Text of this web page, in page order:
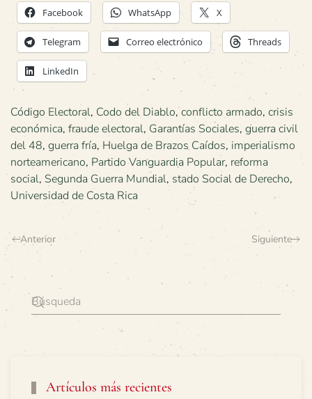
Facebook WhatsApp X
Telegram Correo electrónico Threads
LinkedIn
Código Electoral, Codo del Diablo,conflicto armado, crisis
económica, fraude electoral, Garantías Sociales, guerra civil
del 48, guerra fría, Huelga de Brazos Caídos, imperialismo
norteamericano, Partido Vanguardia Popular, reforma
social, Segunda Guerra Mundial, stado Social de Derecho,
Universidad de Costa Rica
Anterior Siguiente
Artículos más recientes